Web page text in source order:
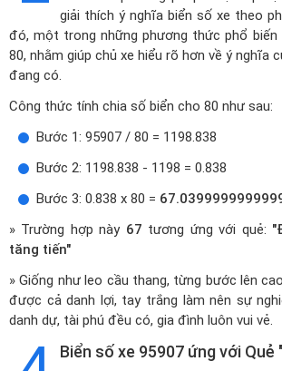
giải thích ý nghĩa biển số xe theo
đó, một trong những phương thức phổ biến
80, nhằm giúp chủ xe hiểu rõ hơn về ý nghĩa
đang có.
Công thức tính chia số biển cho 80 như sau:
Bước 1: 95907 / 80 = 1198.838
Bước 2: 1198.838 - 1198 = 0.838
Bước 3: 0.838 x 80 =
» Trường hợp này 67 tương ứng với quẻ:
tăng tiến"
» Giống như leo cầu thang, từng bước lên
được cả danh lợi, tay trắng làm nên sự
danh dự, tài phú đều có, gia đình luôn vui vẻ.
Biển số xe 95907 ứng với Quẻ